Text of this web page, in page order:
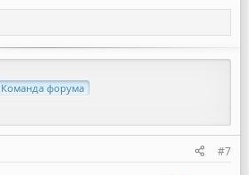
Команда форума
#7